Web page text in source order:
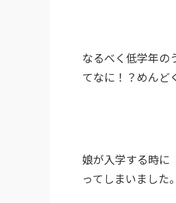
なるべく低学年の
てなに！？めんど
娘が入学する時に
ってしまいました。